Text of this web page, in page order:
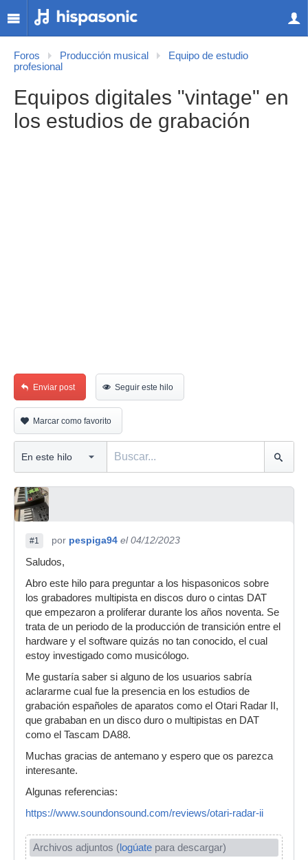
Foros Producción musical
Equipo de estudio
profesional
Equipos digitales "vintage" en
los estudios de grabación
Enviar post Seguir este hilo
Marcar como favorito
#1 por pespiga94 el 04/12/2023
Saludos,
Abro este hilo para preguntar a los hispasonicos sobre
los grabadores multipista en discos duro o cintas DAT
que empezaron a proliferar durante los años noventa. Se
trata de un periodo de la producción de transición entre el
hardware y el software quizás no tan conocido, el cual
estoy investigado como musicólogo.
Me gustaría saber si alguno de los usuarios sabría
aclararme cual fue la presencia en los estudios de
grabación españoles de aparatos como el Otari Radar II,
que grababan en un disco duro o multipistas en DAT
como el Tascam DA88.
Muchas gracias de antemano y espero que os parezca
interesante.
Algunas referencias:
https://www.soundonsound.com/reviews/otari-radar-ii
Archivos adjuntos (logúate para descargar)